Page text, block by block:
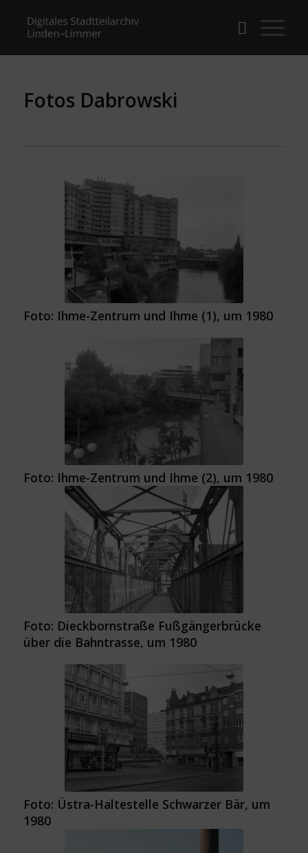
Fotos Dabrowski
Foto: Ihme-Zentrum und Ihme (1), um 1980
Foto: Ihme-Zentrum und Ihme (2), um 1980
Foto: Dieckbornstraße Fußgängerbrücke
über die Bahntrasse, um 1980
Foto: Üstra-Haltestelle Schwarzer Bär, um
1980